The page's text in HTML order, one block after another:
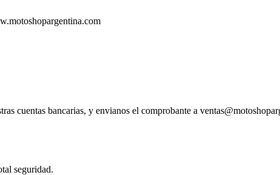
cuentas bancarias, y envianos el comprobante a
seguridad.